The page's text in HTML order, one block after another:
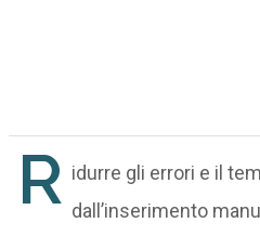
R idurre gli errori e il
dall’inserimento